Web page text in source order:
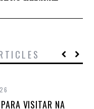
VISITAR NA